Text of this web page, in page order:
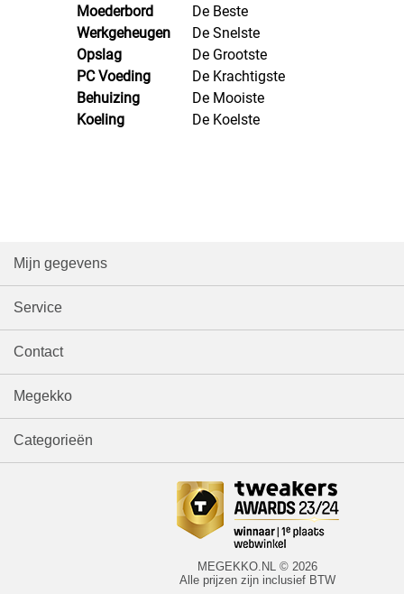
Moederbord
			De Beste
Werkgeheugen
		De Snelste
Opslag
					De Grootste
PC Voeding
			De Krachtigste
Behuizing
				De Mooiste
Koeling
					De Koelste
Mijn gegevens
Service
Contact
Megekko
Categorieën
MEGEKKO.NL © 2026
Alle prijzen zijn inclusief BTW